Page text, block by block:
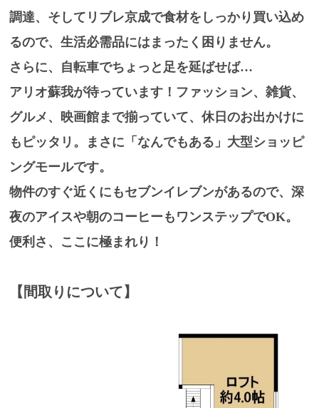
調達、そして リブレ京成で食材をしっかり買い込め
るので、生活必需品にはまったく困りません。
さらに、自転車でちょっと足を延ばせば…
アリオ蘇我が待っています！ファッション、雑貨、
グルメ、映画館まで揃っていて、休日のお出かけに
もピッタリ。まさに「なんでもある」大型ショッピ
ングモールです。
物件のすぐ近くにもセブンイレブンがあるので、深
夜のアイスや朝のコーヒーもワンステップでOK。
便利さ、ここに極まれり！
【間取りについて】